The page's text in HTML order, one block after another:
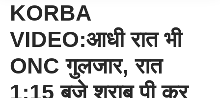
KORBA
VIDEO:आधी रात भी
ONC गुलजार, रात
1:15 बजे शराब पी कर